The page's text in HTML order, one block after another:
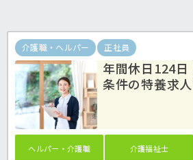
介護職・ヘルパー 正社員
年間休日124
条件の特養求
ヘルパー・介護職 介護福祉士